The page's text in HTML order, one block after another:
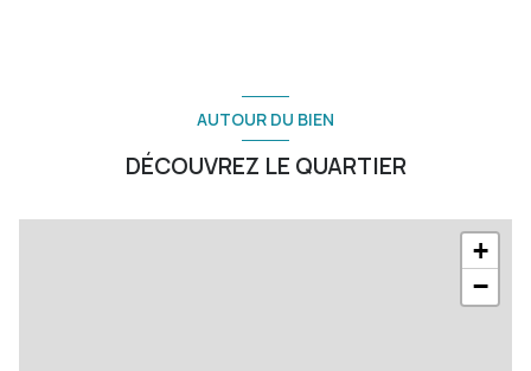
AUTOUR DU BIEN
DÉCOUVREZ LE QUARTIER
+
−